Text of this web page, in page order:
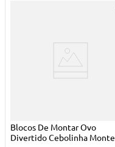
Blocos De Montar Ovo
Divertido Cebolinha Monte